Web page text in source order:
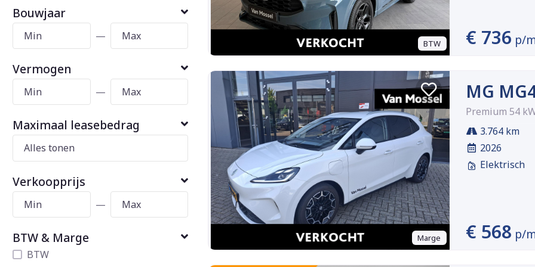
Bouwjaar
—
Vermogen
—
Maximaal leasebedrag
Verkoopprijs
—
BTW & Marge
BTW
BTW € 736 p/
Marge
MG
Premium 54
3.764 km
2026
Elektrisch
€ 568 p/